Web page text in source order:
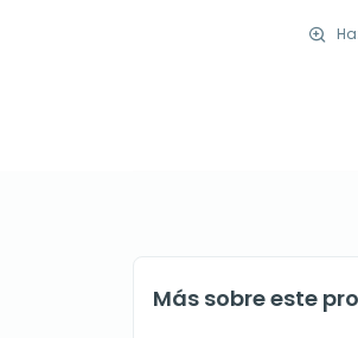
Más sobre este